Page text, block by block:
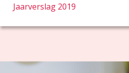
Jaarverslag 2019